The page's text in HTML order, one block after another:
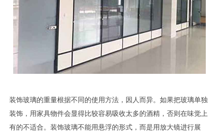
装饰玻璃的重量根据不同的使用方法，因人而异。如果把玻璃单独
装饰，用家具物件会显得比较容易吸收太多的酒精，否则在味觉上
有的不适合。装饰玻璃不能用悬浮的形式，而是用放大镜进行展